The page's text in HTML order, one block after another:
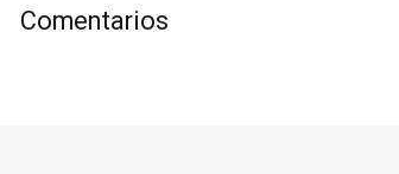
Comentarios